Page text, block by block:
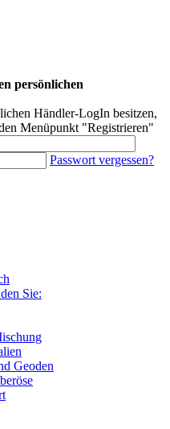
persönlichen
Händler-LogIn besitzen,
Menüpunkt "Registrieren"
Passwort vergessen?
Sie:
Geoden